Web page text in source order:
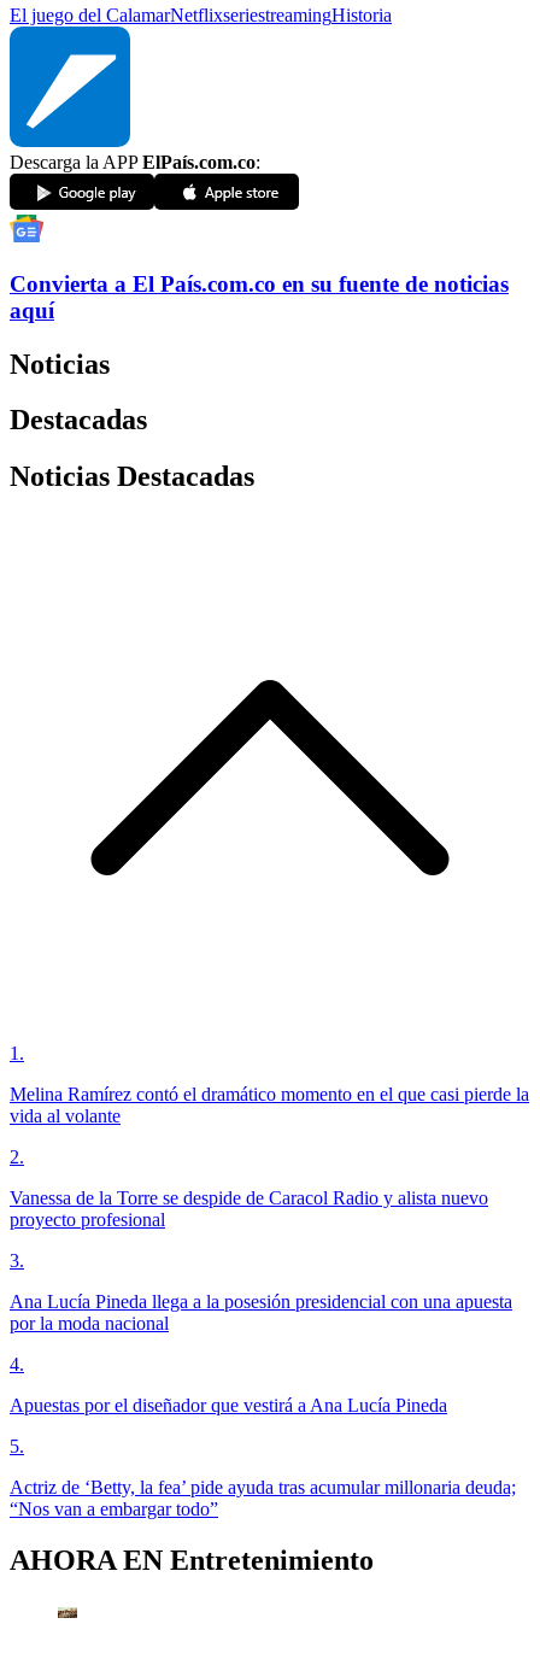
El juego del CalamarNetflixseriestreamingHistoria
Descarga la APPElPaís.com.co:
Convierta a El País.com.co en su fuente de noticias
aquí
Noticias
Destacadas
Noticias Destacadas
1 .
Melina Ramírez contó el dramático momento en el que casi pierde la
vida al volante
2.
Vanessa de la Torre se despide de Caracol Radio y alista nuevo
proyecto profesional
3.
Ana Lucía Pineda llega a la posesión presidencial con una apuesta
por la moda nacional
4.
Apuestas por el diseñador que vestirá a Ana Lucía Pineda
5.
Actriz de ‘Betty, la fea’ pide ayuda tras acumular millonaria deuda;
“Nos van a embargar todo”
AHORA EN Entretenimiento